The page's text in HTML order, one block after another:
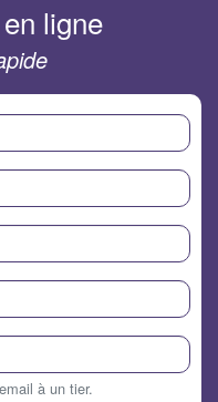
ligne
à un tier.